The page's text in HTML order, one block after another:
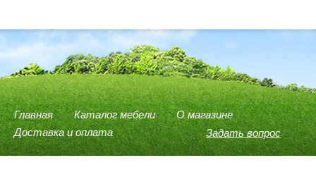
Задать вопрос
Главная Каталог мебели
О магазине
Доставка и оплата